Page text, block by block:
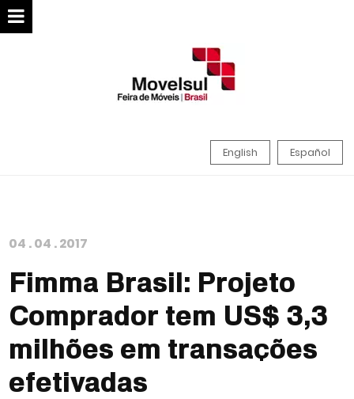
English Español
04 .04 .2017
Fimma Brasil: Projeto
Comprador tem US$ 3,3
milhões em transações
efetivadas